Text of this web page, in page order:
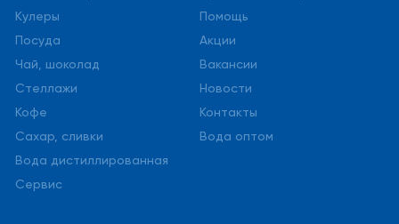
Кулеры
Посуда
Чай, шоколад
Стеллажи
Кофе
Сахар, сливки
Вода дистиллированная
Сервис
Помощь
Акции
Вакансии
Новости
Контакты
Вода оптом